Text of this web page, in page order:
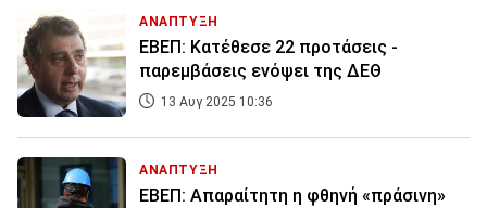
ΑΝΑΠΤΥΞΗ
ΕΒΕΠ: Κατέθεσε 22 προτάσεις -
παρεμβάσεις ενόψει της ΔΕΘ
13 Αυγ 2025 10:36
ΑΝΑΠΤΥΞΗ
ΕΒΕΠ: Απαραίτητη η φθηνή «πράσινη»